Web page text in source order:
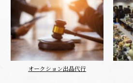
オークション出品代行